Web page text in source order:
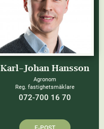
Karl-Johan Hansson
Agronom
Reg. fastighetsmäklare
072-700 16 70